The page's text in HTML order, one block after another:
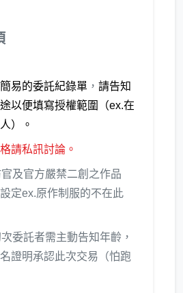
易的委託紀錄單 ， 請告知
以便填寫授權範圍（ex.在
）。
請私訊討論。
及官方嚴禁二創之作品
設定ex.原作制服的不在此
委託者需主動告知年齡，
證明承認此次交易（怕跑